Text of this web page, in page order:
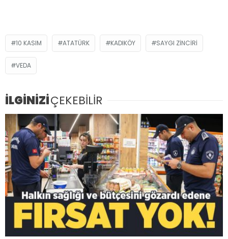
10 KASIM ATATÜRK KADIKÖY SAYGI ZINCIRI
VEDA
İLGİNİZİÇEKEBİLİR